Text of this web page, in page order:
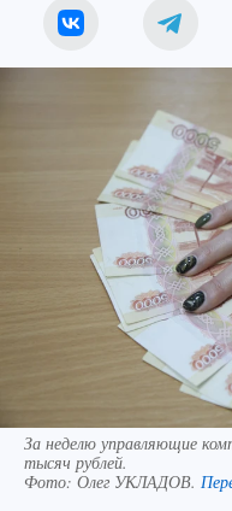
За неделю управляющие
тысяч рублей.
Фото: Олег УКЛАДОВ.